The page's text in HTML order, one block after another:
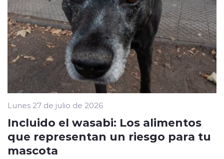
Lunes 27 de julio de 2026
Incluido el wasabi: Los alimentos
que representan un riesgo para tu
mascota